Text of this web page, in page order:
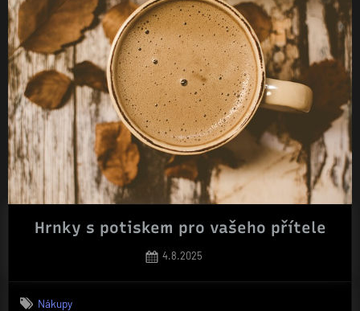
Hrnky s potiskem pro vašeho přítele
Posted
4.8.2025
Nákupy